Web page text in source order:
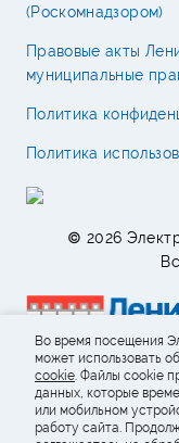
(Роскомнадзором)
Правовые акты
муниципальные
Политика
Политика
© 2026
Во время посещения
может использовать
cookie. Файлы cookie
данных, которые
или мобильном
работу сайта.